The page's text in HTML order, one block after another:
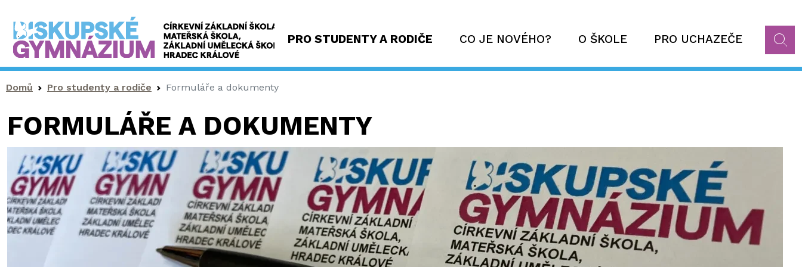
PRO STUDENTY A RODIČE CO JE NOVÉHO? O ŠKOLE PRO UCHAZEČE
Drobečková navigace
Domů Pro studenty a rodiče Formuláře a dokumenty
FORMULÁŘE A DOKUMENTY